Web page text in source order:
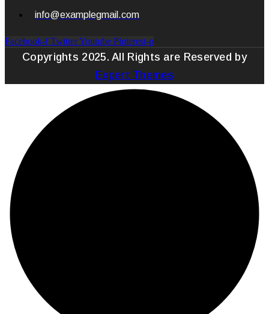
info@examplegmail.com
Facebook-f TwitterYoutube Pinterest-p
Copyrights 2025. All Rights are Reserved by
Expert Themes